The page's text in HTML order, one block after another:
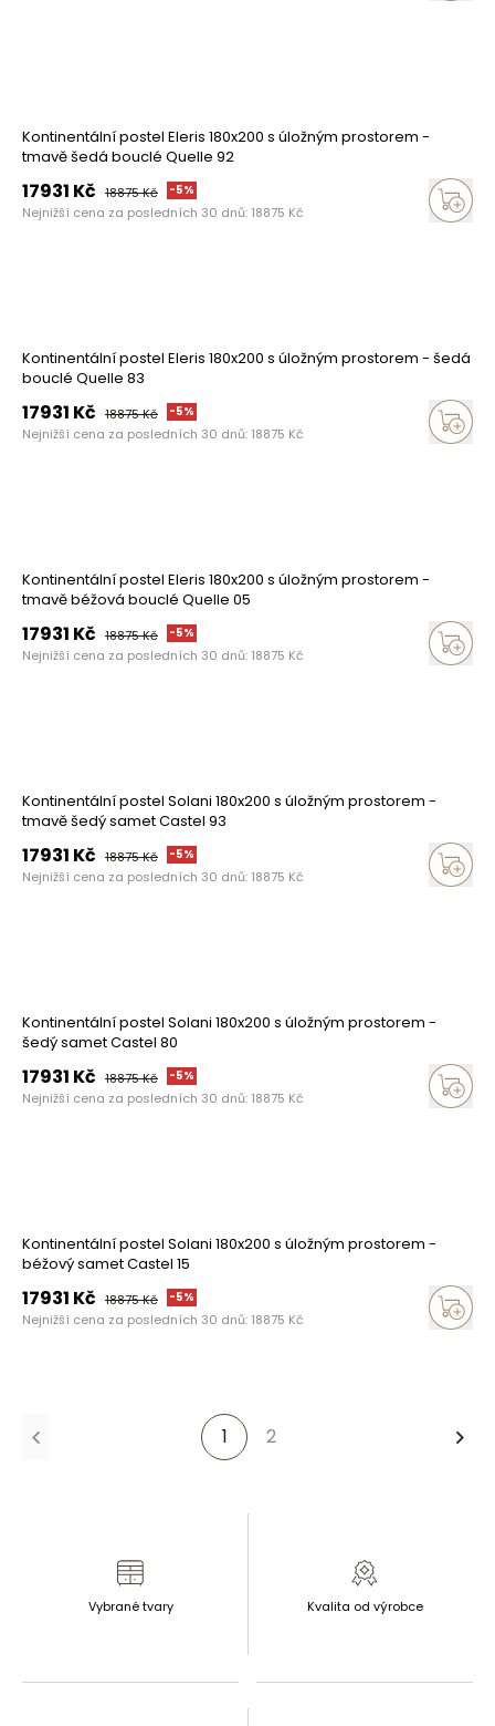
Kontinentální postel Eleris 180x200 s úložným prostorem -
tmavě šedá bouclé Quelle 92
17931 Kč 18875Kč -5%
Nejnižší cena za posledních 30 dnů: 18875 Kč
Kontinentální postel Eleris 180x200 s úložným prostorem - šedá
bouclé Quelle 83
17931 Kč 18875Kč -5%
Nejnižší cena za posledních 30 dnů: 18875 Kč
Kontinentální postel Eleris 180x200 s úložným prostorem -
tmavě béžová bouclé Quelle 05
17931 Kč 18875Kč -5%
Nejnižší cena za posledních 30 dnů: 18875 Kč
Kontinentální postel Solani 180x200 s úložným prostorem -
tmavě šedý samet Castel 93
17931 Kč 18875Kč -5%
Nejnižší cena za posledních 30 dnů: 18875 Kč
Kontinentální postel Solani 180x200 s úložným prostorem -
šedý samet Castel 80
17931 Kč 18875Kč -5%
Nejnižší cena za posledních 30 dnů: 18875 Kč
Kontinentální postel Solani 180x200 s úložným prostorem -
béžový samet Castel 15
17931 Kč 18875Kč -5%
Nejnižší cena za posledních 30 dnů: 18875 Kč
1 2
Vybrané tvary Kvalita od výrobce